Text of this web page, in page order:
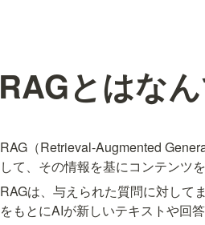
RAGとはな
RAG（Retrieval-Augmented
して、その情報を基にコンテンツ
RAGは、与えられた質問に対して
をもとにAIが新しいテキストや回答